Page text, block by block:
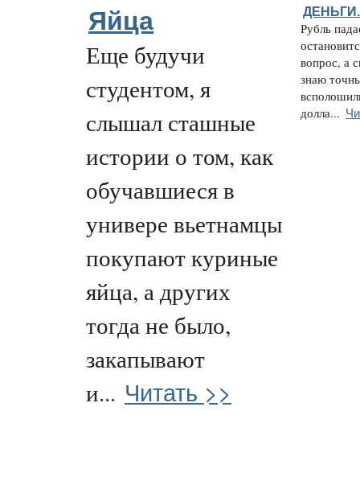
Яйца
Еще будучи
студентом, я
слышал сташные
истории о том, как
обучавшиеся в
универе вьетнамцы
покупают куриные
яйца, а других
тогда не было,
закапывают
и... Читать >>
Рубль
вопрос, а
знаю
долла...